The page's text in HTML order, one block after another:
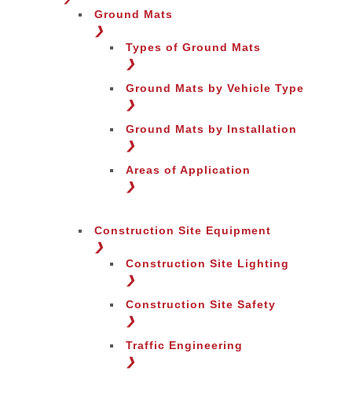
Ground Mats
❯
Types of Ground Mats
❯
Ground Mats by Vehicle Type
❯
Ground Mats by Installation
❯
Areas of Application
❯
Construction Site Equipment
❯
Construction Site Lighting
❯
Construction Site Safety
❯
Traffic Engineering
❯